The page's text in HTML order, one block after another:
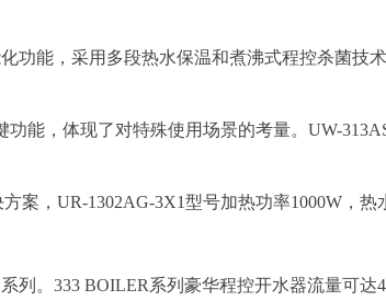
功能，采用多段热水保温和煮沸式程控杀菌技
能，体现了对特殊使用场景的考量。UW-
案，UR-1302AG-3X1型号加热功率1000W，
。333 BOILER系列豪华程控开水器流量可达